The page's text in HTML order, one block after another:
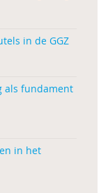
in de GGZ
als fundament
in het